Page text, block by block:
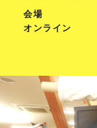
会場
オンライン